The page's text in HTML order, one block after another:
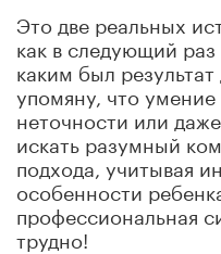
Это две реальных
как в следующий
каким был
упомяну, что умение
неточности или
искать разумный
подхода, учитывая
особенности
профессиональная
трудно!